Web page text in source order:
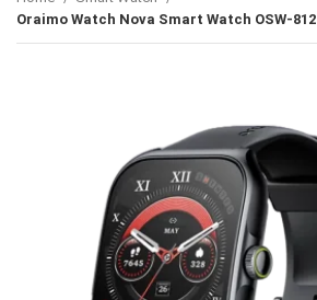
Oraimo Watch Nova Smart Watch OSW-812